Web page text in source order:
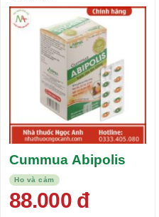
Ho và cảm
Cummua Abipolis
Được xếp
hạng5.00
88.000đ